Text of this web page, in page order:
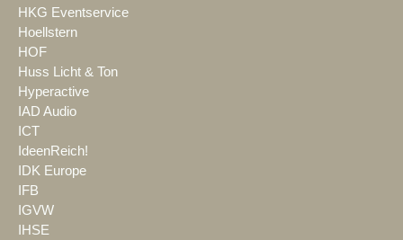
HKG Eventservice
Hoellstern
HOF
Huss Licht & Ton
Hyperactive
IAD Audio
ICT
IdeenReich!
IDK Europe
IFB
IGVW
IHSE